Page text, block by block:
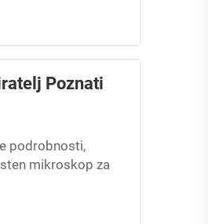
Poznati
podrobnosti,
mikroskop za
ki so s